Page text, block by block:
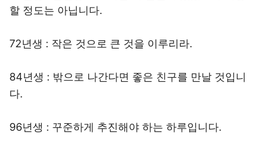
할 정도는 아닙니다.
72년생 : 작은 것으로 큰 것을 이루리라.
84년생 : 밖으로 나간다면 좋은 친구를 만날 것입니
다.
96년생 : 꾸준하게 추진해야 하는 하루입니다.